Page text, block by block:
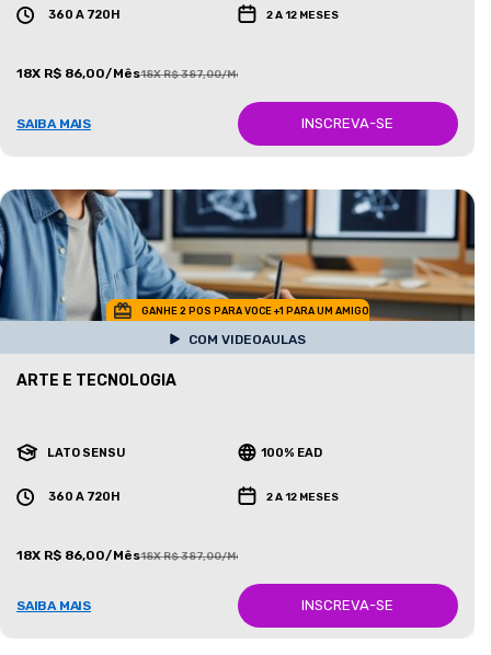
360 A 720H 2 A 12 MESES
18X R$ 86,00/Mês18X R$ 387,00/Mês
SAIBA MAIS INSCREVA-SE
GANHE 2 POS PARA VOCE +1 PARA UM AMIGO
COM VIDEOAULAS
ARTE E TECNOLOGIA
LATO SENSU 100% EAD
360 A 720H 2 A 12 MESES
18X R$ 86,00/Mês18X R$ 387,00/Mês
SAIBA MAIS INSCREVA-SE